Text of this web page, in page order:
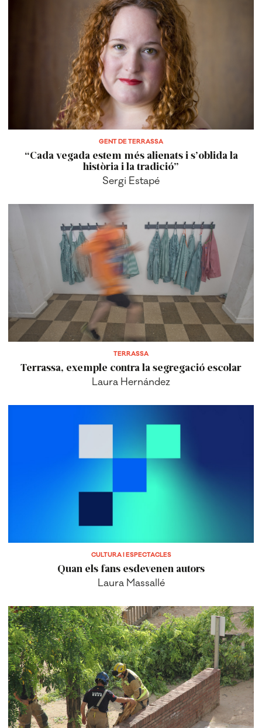
GENT DE TERRASSA
“Cada vegada estem més alienats i s’oblida la
història i la tradició”
Sergi Estapé
TERRASSA
Terrassa, exemple contra la segregació escolar
Laura Hernández
CULTURA I ESPECTACLES
Quan els fans esdevenen autors
Laura Massallé